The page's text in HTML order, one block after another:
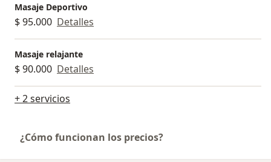
Masaje Deportivo
$ 95.000 Detalles
Masaje relajante
$ 90.000 Detalles
+ 2 servicios
¿Cómo funcionan los precios?